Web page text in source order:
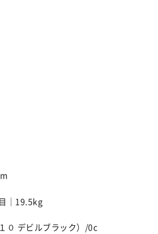
｜19.5kg
０ デビルブラック）/0c